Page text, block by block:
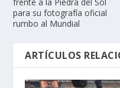
para su fotografía oficial
rumbo al Mundial
ARTÍCULOS